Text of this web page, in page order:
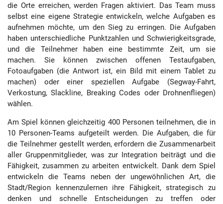
die Orte erreichen, werden Fragen aktiviert. Das Team muss
selbst eine eigene Strategie entwickeln, welche Aufgaben es
aufnehmen möchte, um den Sieg zu erringen. Die Aufgaben
haben unterschiedliche Punktzahlen und Schwierigkeitsgrade,
und die Teilnehmer haben eine bestimmte Zeit, um sie
machen. Sie können zwischen offenen Testaufgaben,
Fotoaufgaben (die Antwort ist, ein Bild mit einem Tablet zu
machen) oder einer speziellen Aufgabe (Segway-Fahrt,
Verkostung, Slackline, Breaking Codes oder Drohnenfliegen)
wählen.
Am Spiel können gleichzeitig 400 Personen teilnehmen, die in
10 Personen-Teams aufgeteilt werden. Die Aufgaben, die für
die Teilnehmer gestellt werden, erfordern die Zusammenarbeit
aller Gruppenmitglieder, was zur Integration beiträgt und die
Fähigkeit, zusammen zu arbeiten entwickelt. Dank dem Spiel
entwickeln die Teams neben der ungewöhnlichen Art, die
Stadt/Region kennenzulernen ihre Fähigkeit, strategisch zu
denken und schnelle Entscheidungen zu treffen oder